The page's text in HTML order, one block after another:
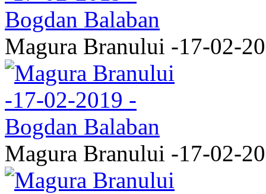
Magura Branului -17-02-
Magura Branului -17-02-